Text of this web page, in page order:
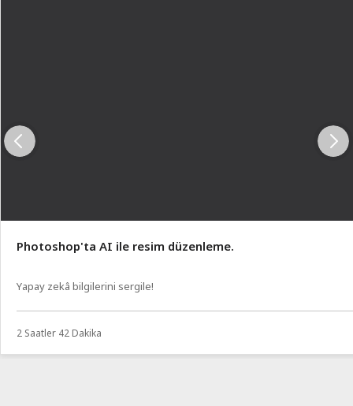
Photoshop'ta AI ile resim düzenleme.
Yapay zekâ bilgilerini sergile!
2 Saatler 42 Dakika